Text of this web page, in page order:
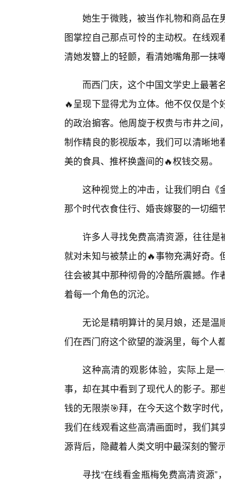
她生于微贱，被当作礼物和商品在
图掌控自己那点可怜的主动权。在线
清她发簪上的轻颤，看清她嘴角那一抹
而西门庆，这个中国文学史上最著
🔥呈现下显得尤为立体。他不仅仅是
的政治掮客。他周旋于权贵与市井之
制作精良的影视版本，我们可以清晰
美的食具、推杯换盏间的🔥权钱交易。
这种视觉上的冲击，让我们明白
那个时代衣食住行、婚丧嫁娶的一切细
许多人寻找免费高清资源，往往是
就对未知与被禁止的🔥事物充满好奇
往会被其中那种彻骨的冷酷所震撼。
着每一个角色的沉沦。
无论是精明算计的吴月娘，还是
们在西门府这个欲望的漩涡里，每个人
这种高清的观影体验，实际上是
事，却在其中看到了现代人的影子。
钱的无限崇🎯拜，在今天这个数字时
我们在线观看这些高清画面时，我们
源背后，隐藏着人类文明中最深刻的警
寻找“在线看金瓶梅免费高清资源